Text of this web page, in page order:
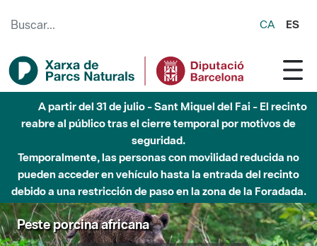
CA ES
A partir del 31 de julio - Sant Miquel del Fai - El recinto
reabre al público tras el cierre temporal por motivos de
seguridad.
Temporalmente, las personas con movilidad reducida no
pueden acceder en vehículo hasta la entrada del recinto
debido a una restricción de paso en la zona de la Foradada.
Peste porcina africana